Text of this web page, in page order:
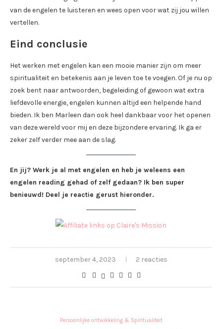
van de engelen te luisteren en wees open voor wat zij jou willen
vertellen.
Eind conclusie
Het werken met engelen kan een mooie manier zijn om meer
spiritualiteit en betekenis aan je leven toe te voegen. Of je nu op
zoek bent naar antwoorden, begeleiding of gewoon wat extra
liefdevolle energie, engelen kunnen altijd een helpende hand
bieden. Ik ben Marleen dan ook heel dankbaar voor het openen
van deze wereld voor mij en deze bijzondere ervaring. Ik ga er
zeker zelf verder mee aan de slag.
En jij? Werk je al met engelen en heb je weleens een
engelen reading gehad of zelf gedaan? Ik ben super
benieuwd! Deel je reactie gerust hieronder.
september 4, 2023 2 reacties
Persoonlijke ontwikkeling & Spiritualiteit